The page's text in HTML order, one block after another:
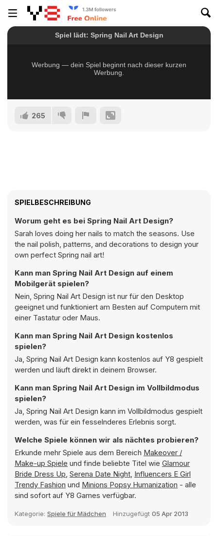
265
SPIELBESCHREIBUNG
Worum geht es bei Spring Nail Art Design?
Sarah loves doing her nails to match the seasons. Use
the nail polish, patterns, and decorations to design your
own perfect Spring nail art!
Kann man Spring Nail Art Design auf einem
Mobilgerät spielen?
Nein, Spring Nail Art Design ist nur für den Desktop
geeignet und funktioniert am Besten auf Computern mit
einer Tastatur oder Maus.
Kann man Spring Nail Art Design kostenlos
spielen?
Ja, Spring Nail Art Design kann kostenlos auf Y8 gespielt
werden und läuft direkt in deinem Browser.
Kann man Spring Nail Art Design im Vollbildmodus
spielen?
Ja, Spring Nail Art Design kann im Vollbildmodus gespielt
werden, was für ein fesselnderes Erlebnis sorgt.
Welche Spiele können wir als nächtes probieren?
Erkunde mehr Spiele aus dem Bereich Makeover /
Make-up Spiele und finde beliebte Titel wie Glamour
Bride Dress Up, Serena Date Night, Influencers E Girl
Trendy Fashion und Minions Popsy Humanization - alle
sind sofort auf Y8 Games verfügbar.
Kategorie: Spiele für Mädchen Hinzugefügt 05 Apr 2013